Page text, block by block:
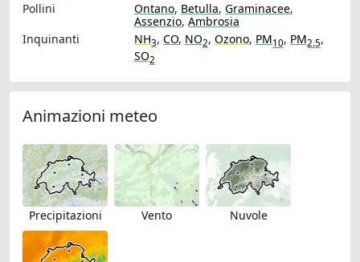
Pollini
Ontano, Betulla, Graminacee,
Assenzio, Ambrosia
Inquinanti
NH3, CO, NO2, Ozono, PM10, PM2.5,
SO2
Animazioni meteo
Precipitazioni Vento Nuvole